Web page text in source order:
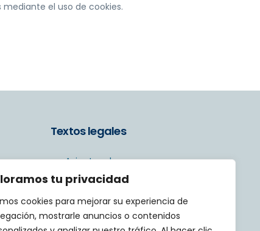
tu privacidad
cookies para mejorar su experiencia de
mostrarle anuncios o contenidos
el uso de cookies.
Textos legales
Aviso Legal
Política de privacidad
Política de cookies